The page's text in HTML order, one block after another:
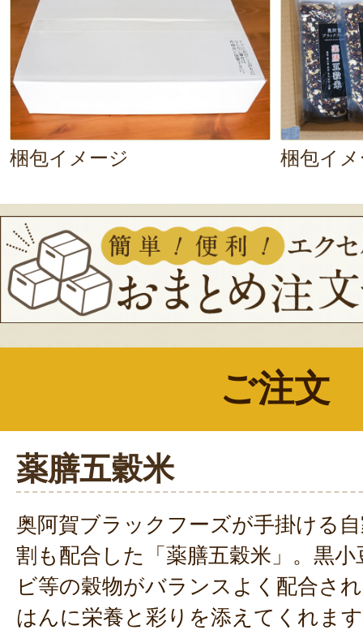
プチした食感を楽しめます。
玄米
わせられるので、ぜひご家庭でも
さい。
梱包イメージ 梱包イ
ご注文
薬膳五穀米
奥阿賀ブラックフーズが手掛ける
割も配合した「薬膳五穀米」。黒
ビ等の穀物がバランスよく配合さ
はんに栄養と彩りを添えてくれま